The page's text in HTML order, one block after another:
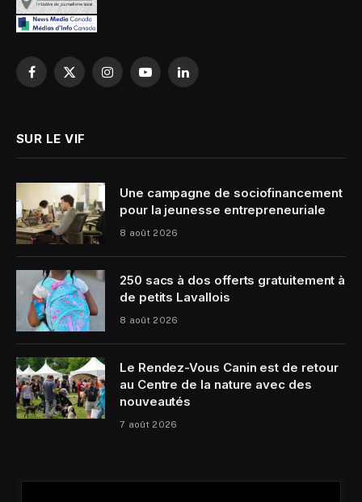
Facebook
X
InstagramYouTubeLinkedIn
SUR LE VIF
Une campagne de sociofinancement
pour la jeunesse entrepreneuriale
8 août 2026
250 sacs à dos offerts gratuitement à
de petits Lavallois
8 août 2026
Le Rendez-Vous Canin est de retour
au Centre de la nature avec des
nouveautés
7 août 2026